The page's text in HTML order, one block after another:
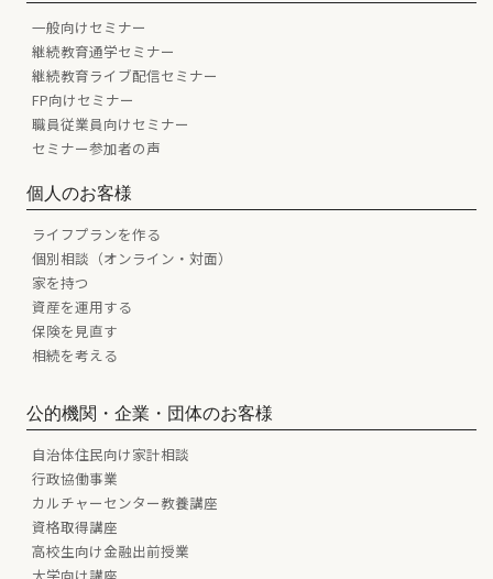
一般向けセミナー
継続教育通学セミナー
継続教育ライブ配信セミナー
FP向けセミナー
職員従業員向けセミナー
セミナー参加者の声
個人のお客様
ライフプランを作る
個別相談（オンライン・対面）
家を持つ
資産を運用する
保険を見直す
相続を考える
公的機関・企業・団体のお客様
自治体住民向け家計相談
行政協働事業
カルチャーセンター教養講座
資格取得講座
高校生向け金融出前授業